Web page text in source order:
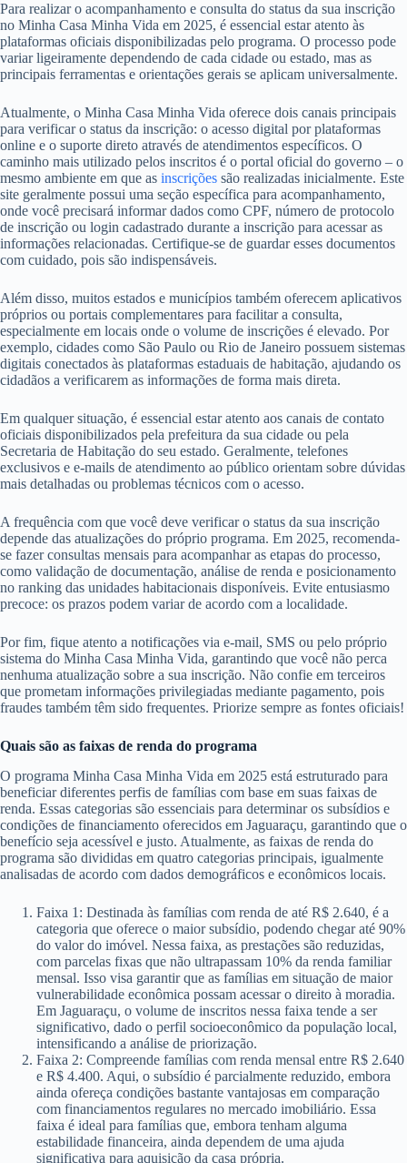
Para realizar o acompanhamento e consulta do status da sua inscrição
no Minha Casa Minha Vida em 2025, é essencial estar atento às
plataformas oficiais disponibilizadas pelo programa. O processo pode
variar ligeiramente dependendo de cada cidade ou estado, mas as
principais ferramentas e orientações gerais se aplicam universalmente.
Atualmente, o Minha Casa Minha Vida oferece dois canais principais
para verificar o status da inscrição: o acesso digital por plataformas
online e o suporte direto através de atendimentos específicos. O
caminho mais utilizado pelos inscritos é o portal oficial do governo – o
mesmo ambiente em que as inscrições são realizadas inicialmente. Este
site geralmente possui uma seção específica para acompanhamento,
onde você precisará informar dados como CPF, número de protocolo
de inscrição ou login cadastrado durante a inscrição para acessar as
informações relacionadas. Certifique-se de guardar esses documentos
com cuidado, pois são indispensáveis.
Além disso, muitos estados e municípios também oferecem aplicativos
próprios ou portais complementares para facilitar a consulta,
especialmente em locais onde o volume de inscrições é elevado. Por
exemplo, cidades como São Paulo ou Rio de Janeiro possuem sistemas
digitais conectados às plataformas estaduais de habitação, ajudando os
cidadãos a verificarem as informações de forma mais direta.
Em qualquer situação, é essencial estar atento aos canais de contato
oficiais disponibilizados pela prefeitura da sua cidade ou pela
Secretaria de Habitação do seu estado. Geralmente, telefones
exclusivos e e-mails de atendimento ao público orientam sobre dúvidas
mais detalhadas ou problemas técnicos com o acesso.
A frequência com que você deve verificar o status da sua inscrição
depende das atualizações do próprio programa. Em 2025, recomenda-
se fazer consultas mensais para acompanhar as etapas do processo,
como validação de documentação, análise de renda e posicionamento
no ranking das unidades habitacionais disponíveis. Evite entusiasmo
precoce: os prazos podem variar de acordo com a localidade.
Por fim, fique atento a notificações via e-mail, SMS ou pelo próprio
sistema do Minha Casa Minha Vida, garantindo que você não perca
nenhuma atualização sobre a sua inscrição. Não confie em terceiros
que prometam informações privilegiadas mediante pagamento, pois
fraudes também têm sido frequentes. Priorize sempre as fontes oficiais!
Quais são as faixas de renda do programa
O programa Minha Casa Minha Vida em 2025 está estruturado para
beneficiar diferentes perfis de famílias com base em suas faixas de
renda. Essas categorias são essenciais para determinar os subsídios e
condições de financiamento oferecidos em Jaguaraçu, garantindo que o
benefício seja acessível e justo. Atualmente, as faixas de renda do
programa são divididas em quatro categorias principais, igualmente
analisadas de acordo com dados demográficos e econômicos locais.
Faixa 1: Destinada às famílias com renda de até R$ 2.640, é a
categoria que oferece o maior subsídio, podendo chegar até 90%
do valor do imóvel. Nessa faixa, as prestações são reduzidas,
com parcelas fixas que não ultrapassam 10% da renda familiar
mensal. Isso visa garantir que as famílias em situação de maior
vulnerabilidade econômica possam acessar o direito à moradia.
Em Jaguaraçu, o volume de inscritos nessa faixa tende a ser
significativo, dado o perfil socioeconômico da população local,
intensificando a análise de priorização.
Faixa 2: Compreende famílias com renda mensal entre R$ 2.640
e R$ 4.400. Aqui, o subsídio é parcialmente reduzido, embora
ainda ofereça condições bastante vantajosas em comparação
com financiamentos regulares no mercado imobiliário. Essa
faixa é ideal para famílias que, embora tenham alguma
estabilidade financeira, ainda dependem de uma ajuda
significativa para aquisição da casa própria.